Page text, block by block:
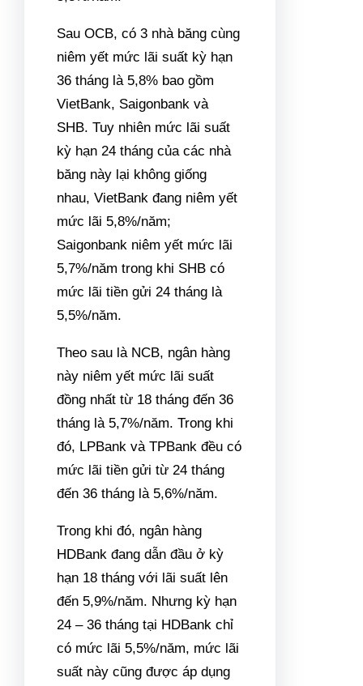
Sau OCB, có 3 nhà băng cùng
niêm yết mức lãi suất kỳ hạn
36 tháng là 5,8% bao gồm
VietBank, Saigonbank và
SHB. Tuy nhiên mức lãi suất
kỳ hạn 24 tháng của các nhà
băng này lại không giống
nhau, VietBank đang niêm yết
mức lãi 5,8%/năm;
Saigonbank niêm yết mức lãi
5,7%/năm trong khi SHB có
mức lãi tiền gửi 24 tháng là
5,5%/năm.
Theo sau là NCB, ngân hàng
này niêm yết mức lãi suất
đồng nhất từ 18 tháng đến 36
tháng là 5,7%/năm. Trong khi
đó, LPBank và TPBank đều có
mức lãi tiền gửi từ 24 tháng
đến 36 tháng là 5,6%/năm.
Trong khi đó, ngân hàng
HDBank đang dẫn đầu ở kỳ
hạn 18 tháng với lãi suất lên
đến 5,9%/năm. Nhưng kỳ hạn
24 – 36 tháng tại HDBank chỉ
có mức lãi 5,5%/năm, mức lãi
suất này cũng được áp dụng